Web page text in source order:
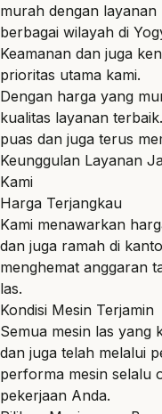
murah dengan
berbagai wilayah di
Keamanan dan juga
prioritas utama kami.
Dengan harga yang
kualitas layanan
puas dan juga terus
Keunggulan Layanan
Kami
Harga Terjangkau
Kami menawarkan
dan juga ramah di
menghemat anggaran
las.
Kondisi Mesin Terjamin
Semua mesin las yang
dan juga telah melalui
performa mesin selalu
pekerjaan Anda.